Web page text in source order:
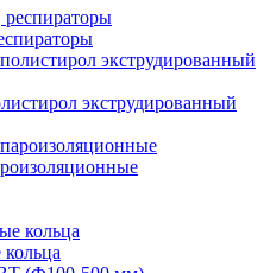
экструдированный